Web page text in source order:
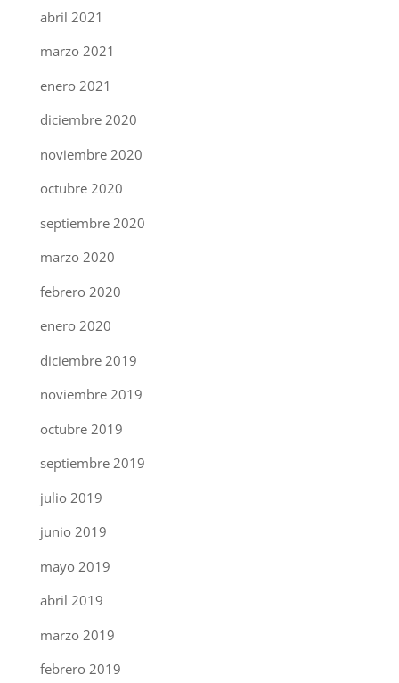
abril 2021
marzo 2021
enero 2021
diciembre 2020
noviembre 2020
octubre 2020
septiembre 2020
marzo 2020
febrero 2020
enero 2020
diciembre 2019
noviembre 2019
octubre 2019
septiembre 2019
julio 2019
junio 2019
mayo 2019
abril 2019
marzo 2019
febrero 2019